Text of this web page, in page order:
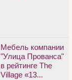
Мебель компании
"Улица Прованса"
в рейтинге The
Village «13...